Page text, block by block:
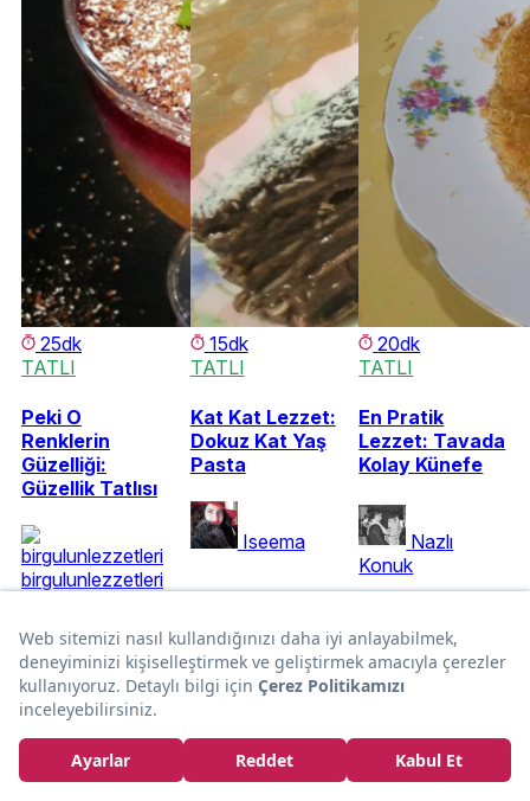
25dk
TATLI
Peki O
Renklerin
Güzelliği:
Güzellik Tatlısı
birgulunlezzetleri
15dk
TATLI
Kat Kat Lezzet:
Dokuz Kat Yaş
Pasta
Iseema
20dk
TATLI
En Pratik
Lezzet: Tavada
Kolay Künefe
Nazlı
Konuk